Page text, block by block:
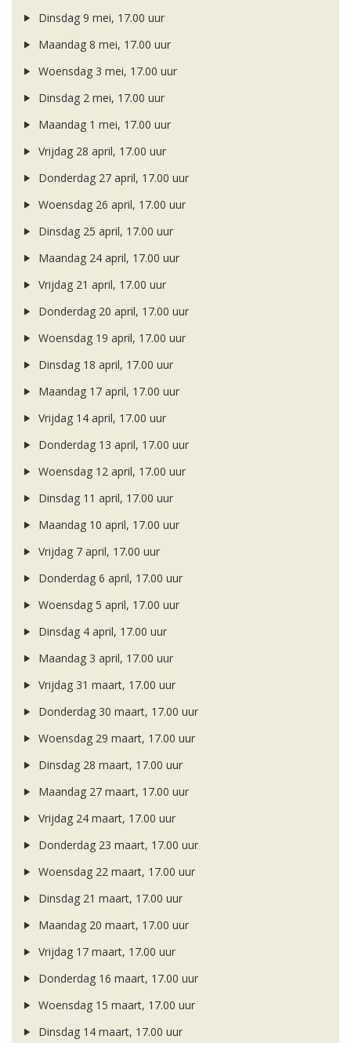
Dinsdag 9 mei, 17.00 uur
Maandag 8 mei, 17.00 uur
Woensdag 3 mei, 17.00 uur
Dinsdag 2 mei, 17.00 uur
Maandag 1 mei, 17.00 uur
Vrijdag 28 april, 17.00 uur
Donderdag 27 april, 17.00 uur
Woensdag 26 april, 17.00 uur
Dinsdag 25 april, 17.00 uur
Maandag 24 april, 17.00 uur
Vrijdag 21 april, 17.00 uur
Donderdag 20 april, 17.00 uur
Woensdag 19 april, 17.00 uur
Dinsdag 18 april, 17.00 uur
Maandag 17 april, 17.00 uur
Vrijdag 14 april, 17.00 uur
Donderdag 13 april, 17.00 uur
Woensdag 12 april, 17.00 uur
Dinsdag 11 april, 17.00 uur
Maandag 10 april, 17.00 uur
Vrijdag 7 april, 17.00 uur
Donderdag 6 april, 17.00 uur
Woensdag 5 april, 17.00 uur
Dinsdag 4 april, 17.00 uur
Maandag 3 april, 17.00 uur
Vrijdag 31 maart, 17.00 uur
Donderdag 30 maart, 17.00 uur
Woensdag 29 maart, 17.00 uur
Dinsdag 28 maart, 17.00 uur
Maandag 27 maart, 17.00 uur
Vrijdag 24 maart, 17.00 uur
Donderdag 23 maart, 17.00 uur
Woensdag 22 maart, 17.00 uur
Dinsdag 21 maart, 17.00 uur
Maandag 20 maart, 17.00 uur
Vrijdag 17 maart, 17.00 uur
Donderdag 16 maart, 17.00 uur
Woensdag 15 maart, 17.00 uur
Dinsdag 14 maart, 17.00 uur